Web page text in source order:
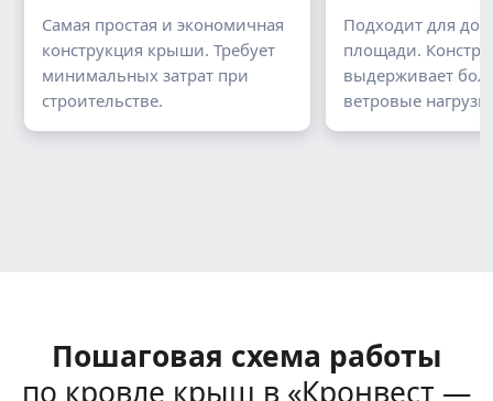
Самая простая и экономичная
конструкция крыши. Требует
минимальных затрат при
строительстве.
Подходит для
площади.
выдерживает
ветровые
Пошаговая схема работы
по кровле крыш в «Кронвест —